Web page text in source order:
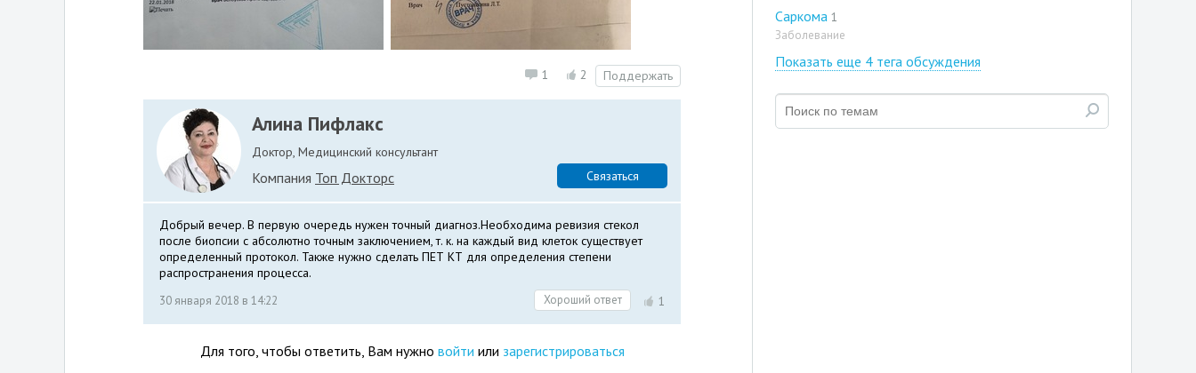
1 2 Поддержать
Алина Пифлакс
Доктор, Медицинский консультант
Компания Топ Докторс Связаться
Добрый вечер. В первую очередь нужен точный диагноз.Необходима ревизия стекол
после биопсии с абсолютно точным заключением, т. к. на каждый вид клеток существует
определенный протокол. Также нужно сделать ПЕТ КТ для определения степени
распространения процесса.
30 января 2018 в 14:22 Хороший ответ 1
Для того, чтобы ответить, Вам нужно войти или зарегистрироваться
Саркома 1
Заболевание
Показать еще 4 тега обсуждения